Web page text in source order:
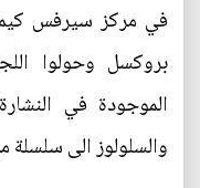
في مركز سيرفس
بروكسل وحولوا
الموجودة في
والسلولوز الى